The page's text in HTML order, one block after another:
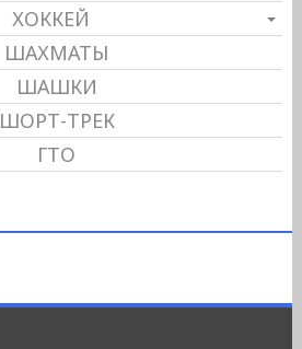
ХОККЕЙ
ШАХМАТЫ
ШАШКИ
ШОРТ-ТРЕК
ГТО